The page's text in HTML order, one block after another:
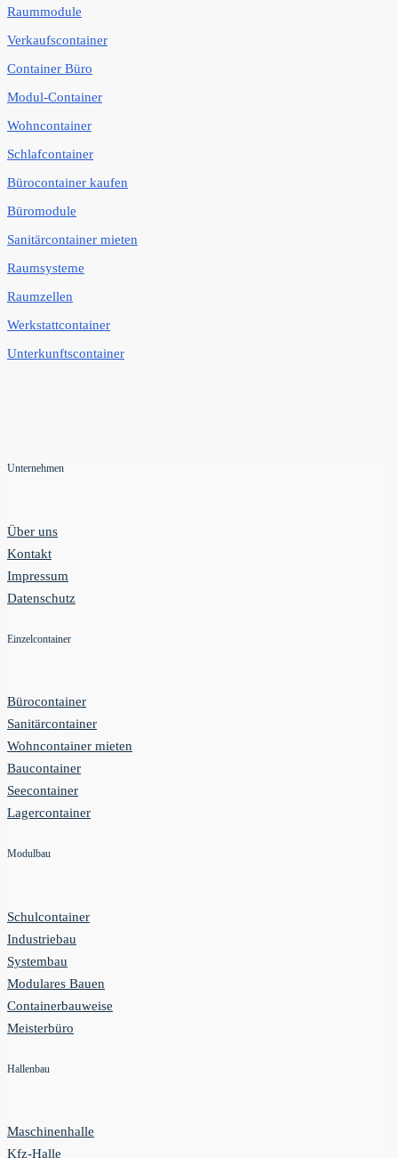
Raummodule
Verkaufscontainer
Container Büro
Modul-Container
Wohncontainer
Schlafcontainer
Bürocontainer kaufen
Büromodule
Sanitärcontainer mieten
Raumsysteme
Raumzellen
Werkstattcontainer
Unterkunftscontainer
Unternehmen
Über uns
Kontakt
Impressum
Datenschutz
Einzelcontainer
Bürocontainer
Sanitärcontainer
Wohncontainer mieten
Baucontainer
Seecontainer
Lagercontainer
Modulbau
Schulcontainer
Industriebau
Systembau
Modulares Bauen
Containerbauweise
Meisterbüro
Hallenbau
Maschinenhalle
Kfz-Halle